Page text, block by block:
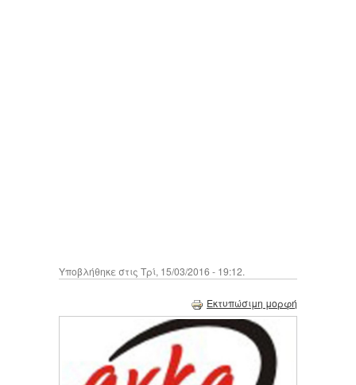
Υποβλήθηκε στις Τρί, 15/03/2016 - 19:12.
Εκτυπώσιμη μορφή